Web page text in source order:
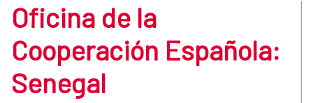
Oficina de la
Cooperación Española:
Senegal